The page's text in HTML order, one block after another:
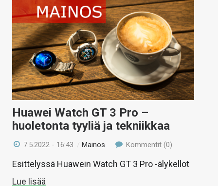
Huawei Watch GT 3 Pro –
huoletonta tyyliä ja tekniikkaa
7.5.2022 - 16:43 /Mainos Kommentit (0)
Esittelyssä Huawein Watch GT 3 Pro -älykellot
Lue lisää